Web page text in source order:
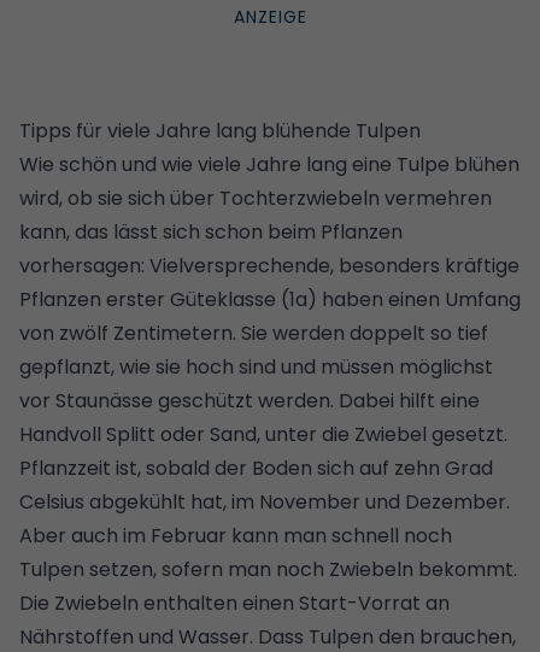
Tipps für viele Jahre lang blühende Tulpen
Wie schön und wie viele Jahre lang eine Tulpe blühen
wird, ob sie sich über Tochterzwiebeln vermehren
kann, das lässt sich schon beim Pflanzen
vorhersagen: Vielversprechende, besonders kräftige
Pflanzen erster Güteklasse (1a) haben einen Umfang
von zwölf Zentimetern. Sie werden doppelt so tief
gepflanzt, wie sie hoch sind und müssen möglichst
vor Staunässe geschützt werden. Dabei hilft eine
Handvoll Splitt oder Sand, unter die Zwiebel gesetzt.
Pflanzzeit ist, sobald der Boden sich auf zehn Grad
Celsius abgekühlt hat, im November und Dezember.
Aber auch im Februar kann man schnell noch
Tulpen setzen, sofern man noch Zwiebeln bekommt.
Die Zwiebeln enthalten einen Start-Vorrat an
Nährstoffen und Wasser. Dass Tulpen den brauchen,